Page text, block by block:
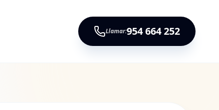
Llamar:954 664 252